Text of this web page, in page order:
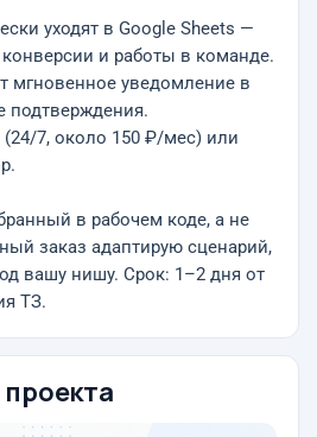
уходят в Google Sheets —
и работы в команде.
мгновенное уведомление в
подтверждения.
(24/7, около 150 ₽/мес) или
в рабочем коде, а не
заказ адаптирую сценарий,
вашу нишу. Срок: 1–2 дня от
ТЗ.